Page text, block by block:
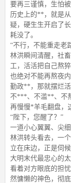
要再三谨慎，生怕
历史上的**，就是
疑，硬生生开启了
耗没了。
“不行，不能重走老
林洪瞬间清醒，社
工，活活把自己熬
也绝对不能再熬夜
勤政**，那就摆烂活
不***、不滥**、不
再慢慢*羊毛翻盘，
“陛下，您醒了？”
一道小心翼翼、尖
林洪转头看去，一
立在床边，正是伺
大明末代最忠心的
看着对方眼底的担忧
然慵懒的神色，彻